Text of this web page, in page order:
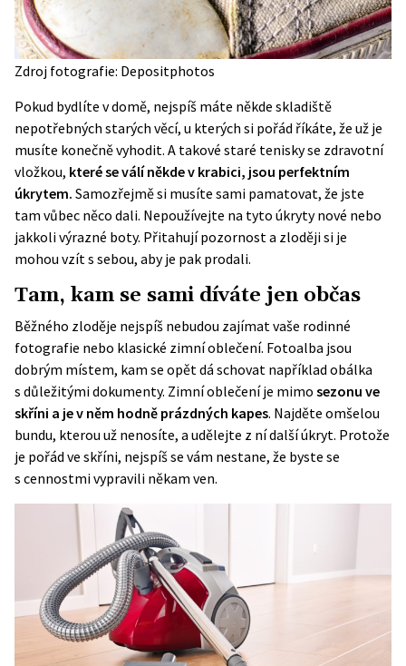
Zdroj fotografie: Depositphotos
Pokud bydlíte v domě, nejspíš máte někde skladiště
nepotřebných starých věcí, u kterých si pořád říkáte, že už je
musíte konečně vyhodit. A takové staré tenisky se zdravotní
vložkou, které se válí někde v krabici, jsou perfektním
úkrytem. Samozřejmě si musíte sami pamatovat, že jste
tam vůbec něco dali. Nepoužívejte na tyto úkryty nové nebo
jakkoli výrazné boty. Přitahují pozornost a zloději si je
mohou vzít s sebou, aby je pak prodali.
Tam, kam se sami díváte jen občas
Běžného zloděje nejspíš nebudou zajímat vaše rodinné
fotografie nebo klasické zimní oblečení. Fotoalba jsou
dobrým místem, kam se opět dá schovat například obálka
s důležitými dokumenty. Zimní oblečení je mimo sezonu ve
skříni a je v něm hodně prázdných kapes. Najděte omšelou
bundu, kterou už nenosíte, a udělejte z ní další úkryt. Protože
je pořád ve skříni, nejspíš se vám nestane, že byste se
s cennostmi vypravili někam ven.